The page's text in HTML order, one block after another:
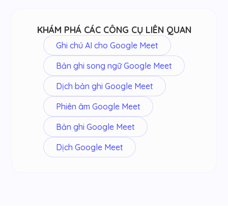
KHÁM PHÁ CÁC CÔNG CỤ LIÊN QUAN
Ghi chú AI cho Google Meet
Bản ghi song ngữ Google Meet
Dịch bản ghi Google Meet
Phiên âm Google Meet
Bản ghi Google Meet
Dịch Google Meet